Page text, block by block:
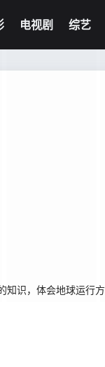
电视剧 综艺
知识，体会地球运行方